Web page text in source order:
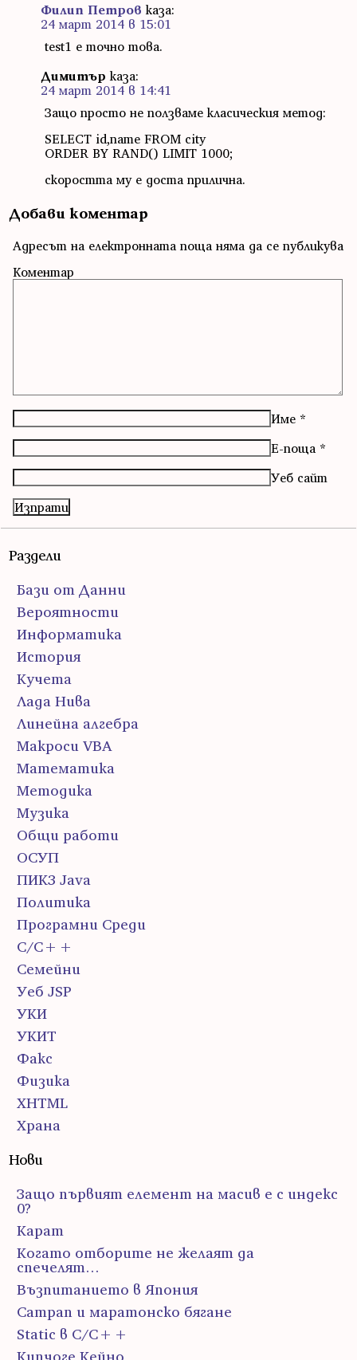
Филип Петров каза:
24 март 2014 в 15:01
test1 е точно това.
Димитър каза:
24 март 2014 в 14:41
Защо просто не ползваме класическия метод:
SELECT id,name FROM city
ORDER BY RAND() LIMIT 1000;
скоростта му е доста прилична.
Добави коментар
Адресът на електронната поща няма да се публикува
Коментар
Име *
Е-поща *
Уеб сайт
Раздели
Бази от Данни
Вероятности
Информатика
История
Кучета
Лада Нива
Линейна алгебра
Макроси VBA
Математика
Методика
Музика
Общи работи
ОСУП
ПИК3 Java
Политика
Програмни Среди
С/С++
Семейни
Уеб JSP
УКИ
УКИТ
Факс
Физика
ХHTML
Храна
Нови
Защо първият елемент на масив е с индекс
0?
Карат
Когато отборите не желаят да
спечелят…
Възпитанието в Япония
Сатрап и маратонско бягане
Static в C/C++
Кипчоге Кейно